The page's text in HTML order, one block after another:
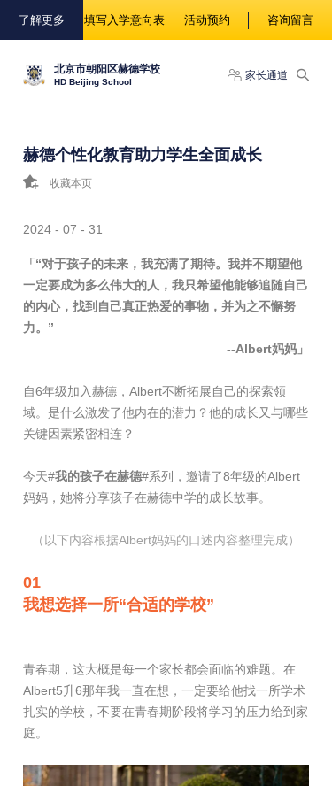
了解更多 填写入学意向表 活动预约 咨询留言
北京市朝阳区赫德学校
HD Beijing School
家长通道
赫德个性化教育助力学生全面成长
收藏本页
2024 - 07 - 31
「 “对于孩子的未来，我充满了期待。我并不期望他
一定要成为多么伟大的人，我只希望他能够追随自己
的内心，找到自己真正热爱的事物，并为之不懈努
力。”
--Albert妈妈 」
自6年级加入赫德，Albert不断拓展自己的探索领
域。是什么激发了他内在的潜力？他的成长又与哪些
关键因素紧密相连？
今天#我的孩子在赫德#系列，邀请了8年级的Albert
妈妈，她将分享孩子在赫德中学的成长故事。
（以下内容根据Albert妈妈的口述内容整理完成）
01
我想选择一所“合适的学校”
青春期，这大概是每一个家长都会面临的难题。在
Albert5升6那年我一直在想，一定要给他找一所学术
扎实的学校，不要在青春期阶段将学习的压力给到家
庭。